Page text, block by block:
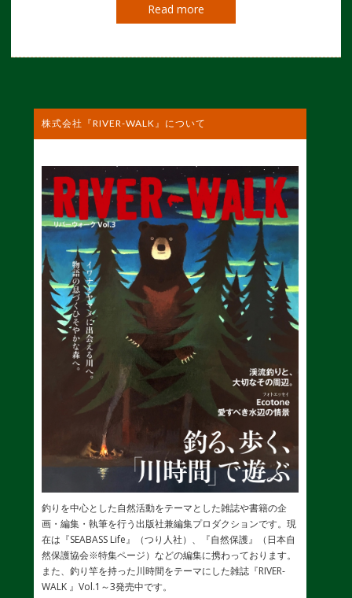
Read more
株式会社『RIVER-WALK』について
釣りを中心とした自然活動をテーマとした雑誌や書籍の企
画・編集・執筆を行う出版社兼編集プロダクションです。現
在は『SEABASS Life』（つり人社）、『自然保護』（日本自
然保護協会※特集ページ）などの編集に携わっております。
また、釣り竿を持った川時間をテーマにした雑誌『RIVER-
WALK 』Vol.1～3発売中です。